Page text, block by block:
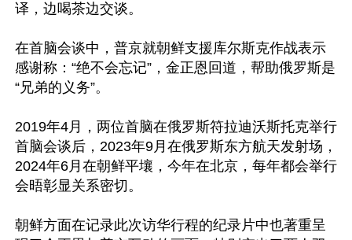
译，边喝茶边交谈。
在首脑会谈中，普京就朝鲜支援库尔斯克作战表示
感谢称：“绝不会忘记”，金正恩回道，帮助俄罗斯是
“兄弟的义务”。
2019年4月，两位首脑在俄罗斯符拉迪沃斯托克举行
首脑会谈后，2023年9月在俄罗斯东方航天发射场，
2024年6月在朝鲜平壤，今年在北京，每年都会举行
会晤彰显关系密切。
朝鲜方面在记录此次访华行程的纪录片中也著重呈